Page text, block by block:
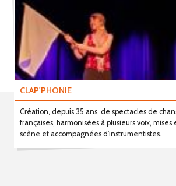
CLAP'PHONIE
Création, depuis 35 ans, de spectacles de
françaises, harmonisées à plusieurs voix, mises
scène et accompagnées d'instrumentistes.